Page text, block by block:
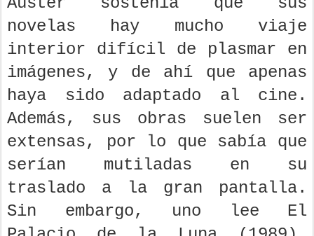
novelas hay mucho viaje
interior difícil de plasmar en
imágenes, y de ahí que apenas
haya sido adaptado al cine.
Además, sus obras suelen ser
extensas, por lo que sabía que
serían mutiladas en su
traslado a la gran pantalla.
Sin embargo, uno lee El